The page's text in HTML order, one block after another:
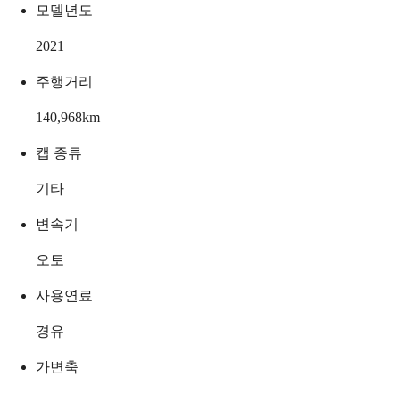
모델년도
2021
주행거리
140,968km
캡 종류
기타
변속기
오토
사용연료
경유
가변축